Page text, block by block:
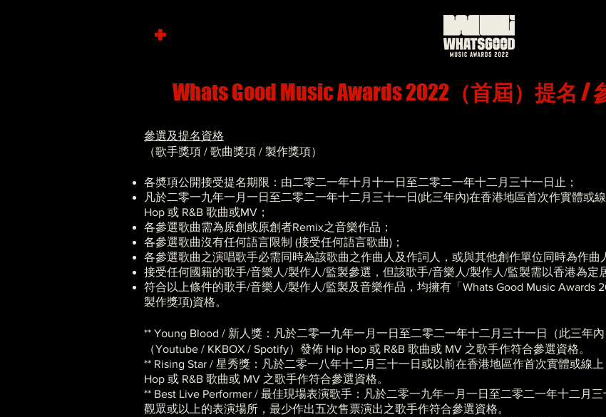
+
Whats Good Music Awards 2022 （首屆）提名 /
參選及提名資格
（歌手獎項 / 歌曲獎項 / 製作獎項）
各奬項公開接受提名期限：由二零二一年十月十一日至二零二一年十二月三十一日止；
凡於二零一九年一月一日至二零二一年十二月三十一日(此三年內)在香港地區首次作實體或
Hop 或 R&B 歌曲或MV；
各參選歌曲需為原創或原創者Remix之音樂作品；
各參選歌曲沒有任何語言限制 (接受任何語言歌曲)；
各參選歌曲之演唱歌手必需同時為該歌曲之作曲人及作詞人，或與其他創作單位同時為作曲
接受任何國籍的歌手/音樂人/製作人/監製參選，但該歌手/音樂人/製作人/監製需以香港為定
符合以上條件的歌手/音樂人/製作人/監製及音樂作品，均擁有「Whats Good Music Awards
製作獎項)資格。
** Young Blood / 新人獎：凡於二零一九年一月一日至二零二一年十二月三十一日（此三年
（Youtube / KKBOX / Spotify）發佈 Hip Hop 或 R&B 歌曲或 MV 之歌手作符合參選資格。
** Rising Star / 星秀獎：凡於二零一八年十二月三十一日或以前在香港地區作首次實體或線
Hop 或 R&B 歌曲或 MV 之歌手作符合參選資格。
** Best Live Performer / 最佳現場表演歌手：凡於二零一九年一月一日至二零二一年十二月
觀眾或以上的表演場所，最少作出五次售票演出之歌手作符合參選資格。